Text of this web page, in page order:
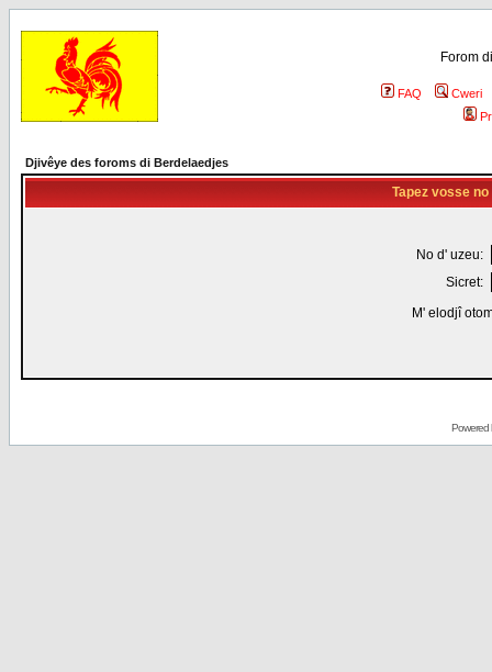
Forom
FAQ
Cweri
Djivêye des foroms di Berdelaedjes
Tapez vosse
No d' uzeu:
Sicret:
M' elodjî
Powered